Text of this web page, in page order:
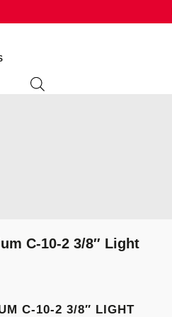
VÄTSKOR
C-10-2 3/8″ Light
C-10-2 3/8″ LIGHT